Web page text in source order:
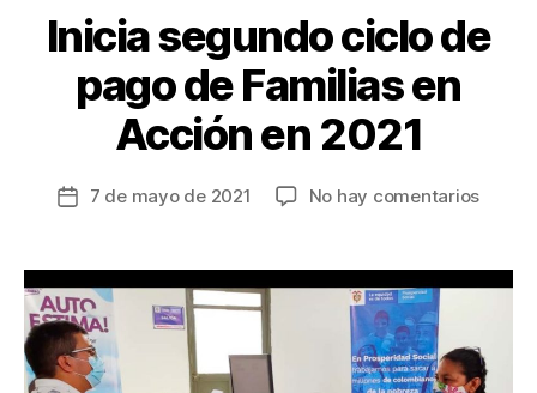
k
Inicia segundo ciclo de
pago de Familias en
Acción en 2021
Fecha
entrada
7 de mayo de 2021 No hay comentariosen
ciclo
de